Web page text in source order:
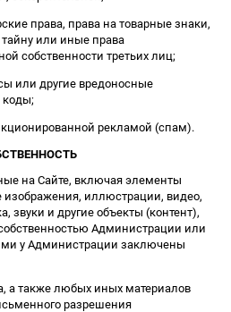
права, права на товарные знаки,
или иные права
собственности третьих лиц;
или другие вредоносные
рекламой (спам).
на Сайте, включая элементы
изображения, иллюстрации, видео,
звуки и другие объекты (контент),
Администрации или
у Администрации заключены
а также любых иных материалов
разрешения